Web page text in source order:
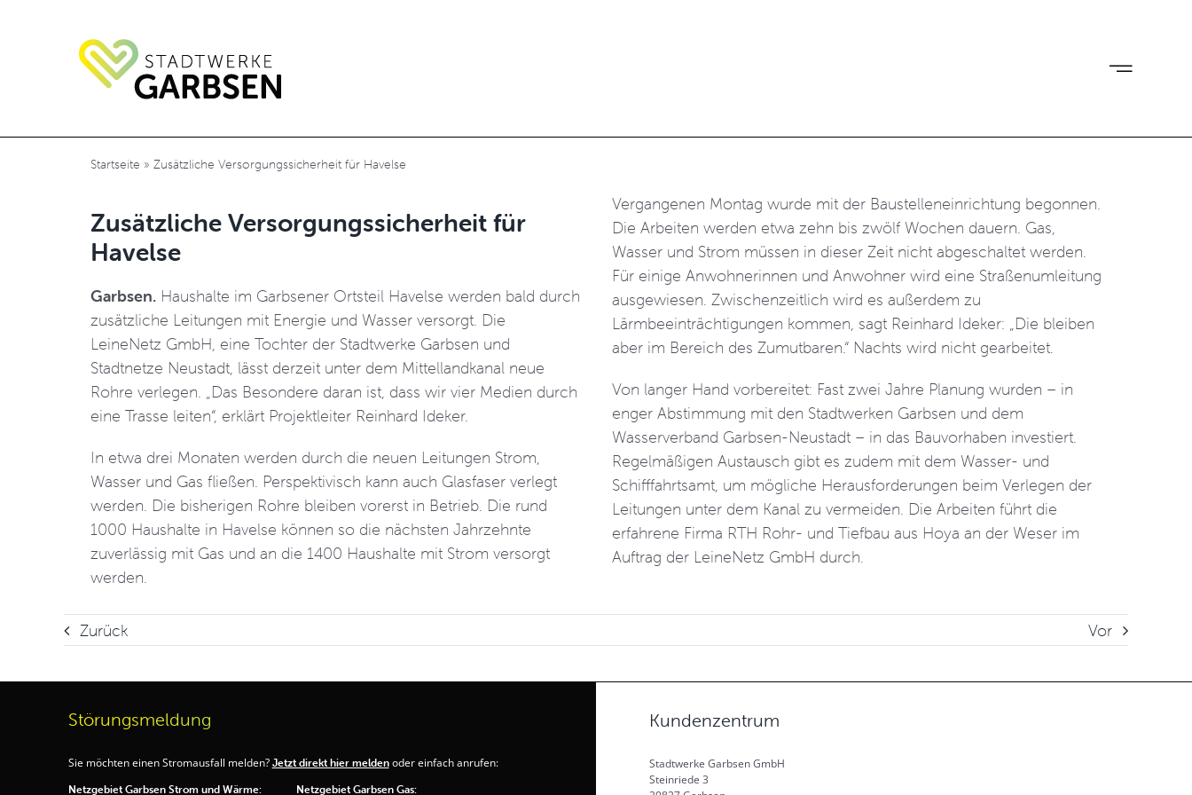
Startseite » Zusätzliche Versorgungssicherheit für Havelse
Zusätzliche Versorgungssicherheit für
Havelse
Garbsen. Haushalte im Garbsener Ortsteil Havelse werden bald durch
zusätzliche Leitungen mit Energie und Wasser versorgt. Die
LeineNetz GmbH, eine Tochter der Stadtwerke Garbsen und
Stadtnetze Neustadt, lässt derzeit unter dem Mittellandkanal neue
Rohre verlegen. „Das Besondere daran ist, dass wir vier Medien durch
eine Trasse leiten“, erklärt Projektleiter Reinhard Ideker.
In etwa drei Monaten werden durch die neuen Leitungen Strom,
Wasser und Gas fließen. Perspektivisch kann auch Glasfaser verlegt
werden. Die bisherigen Rohre bleiben vorerst in Betrieb. Die rund
1000 Haushalte in Havelse können so die nächsten Jahrzehnte
zuverlässig mit Gas und an die 1400 Haushalte mit Strom versorgt
werden.
Vergangenen Montag wurde mit der Baustelleneinrichtung begonnen.
Die Arbeiten werden etwa zehn bis zwölf Wochen dauern. Gas,
Wasser und Strom müssen in dieser Zeit nicht abgeschaltet werden.
Für einige Anwohnerinnen und Anwohner wird eine Straßenumleitung
ausgewiesen. Zwischenzeitlich wird es außerdem zu
Lärmbeeinträchtigungen kommen, sagt Reinhard Ideker: „Die bleiben
aber im Bereich des Zumutbaren.“ Nachts wird nicht gearbeitet.
Von langer Hand vorbereitet: Fast zwei Jahre Planung wurden – in
enger Abstimmung mit den Stadtwerken Garbsen und dem
Wasserverband Garbsen-Neustadt – in das Bauvorhaben investiert.
Regelmäßigen Austausch gibt es zudem mit dem Wasser- und
Schifffahrtsamt, um mögliche Herausforderungen beim Verlegen der
Leitungen unter dem Kanal zu vermeiden. Die Arbeiten führt die
erfahrene Firma RTH Rohr- und Tiefbau aus Hoya an der Weser im
Auftrag der LeineNetz GmbH durch.
Zurück Vor
Störungsmeldung
Sie möchten einen Stromausfall melden? Jetzt direkt hier meldenoder einfach anrufen:
Netzgebiet Garbsen Strom und Wärme: Netzgebiet Garbsen Gas:
Kundenzentrum
Stadtwerke Garbsen GmbH
Steinriede 3